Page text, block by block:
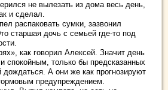
не вылезать из дома весь день,
и сделал.
распаковать сумки, зазвонил
старшая дочь с семьей где-то под
как говорил Алексей. Значит день
спокойным, только бы предсказанных
А они же как прогнозируют
предупреждением.